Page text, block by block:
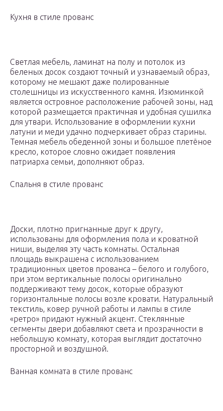
Кухня в стиле прованс
Светлая мебель, ламинат на полу и потолок из
беленых досок создают точный и узнаваемый образ,
которому не мешают даже полированные
столешницы из искусственного камня. Изюминкой
является островное расположение рабочей зоны, над
которой размещается практичная и удобная сушилка
для утвари. Использование в оформлении кухни
латуни и меди удачно подчеркивает образ старины.
Темная мебель обеденной зоны и большое плетёное
кресло, которое словно ожидает появления
патриарха семьи, дополняют образ.
Спальня в стиле прованс
Доски, плотно пригнанные друг к другу,
использованы для оформления пола и кроватной
ниши, выделяя эту часть комнаты. Остальная
площадь выкрашена с использованием
традиционных цветов прованса – белого и голубого,
при этом вертикальные полосы оригинально
поддерживают тему досок, которые образуют
горизонтальные полосы возле кровати. Натуральный
текстиль, ковер ручной работы и лампы в стиле
«ретро» придают нужный акцент. Стеклянные
сегменты двери добавляют света и прозрачности в
небольшую комнату, которая выглядит достаточно
просторной и воздушной.
Ванная комната в стиле прованс